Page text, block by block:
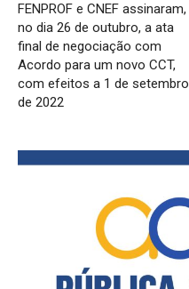
FENPROF e CNEF assinaram,
no dia 26 de outubro, a ata
final de negociação com
Acordo para um novo CCT,
com efeitos a 1 de setembro
de 2022